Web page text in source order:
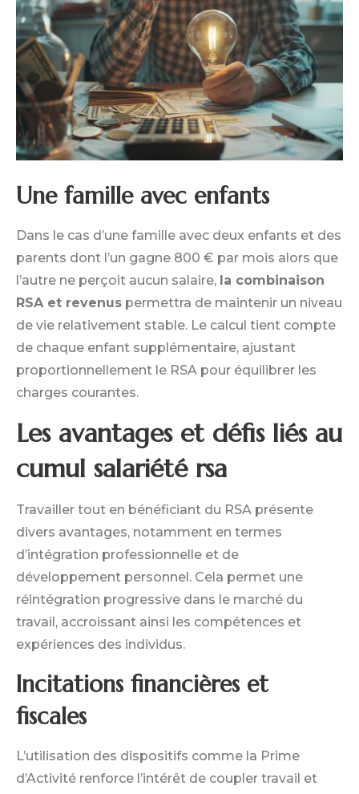
Une famille avec enfants
Dans le cas d’une famille avec deux enfants et des
parents dont l’un gagne 800 € par mois alors que
l’autre ne perçoit aucun salaire, la combinaison
RSA et revenus permettra de maintenir un niveau
de vie relativement stable. Le calcul tient compte
de chaque enfant supplémentaire, ajustant
proportionnellement le RSA pour équilibrer les
charges courantes.
Les avantages et défis liés au
cumul salariété rsa
Travailler tout en bénéficiant du RSA présente
divers avantages, notamment en termes
d’intégration professionnelle et de
développement personnel. Cela permet une
réintégration progressive dans le marché du
travail, accroissant ainsi les compétences et
expériences des individus.
Incitations financières et
fiscales
L’utilisation des dispositifs comme la Prime
d’Activité renforce l’intérêt de coupler travail et